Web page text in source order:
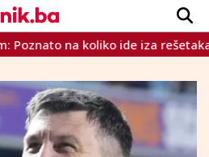
VIJESTI
SPORT
TEME
KRONIKA
LIFESTYLE
© Dnevnik.ba 2023.
na koliko ide iza rešetaka